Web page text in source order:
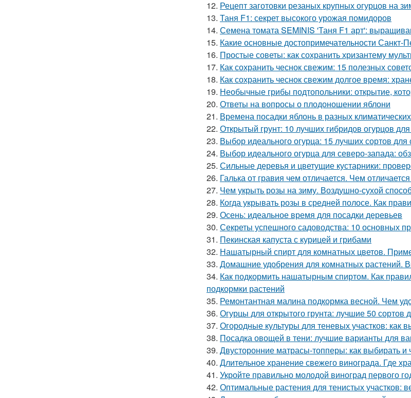
12. Рецепт заготовки резаных крупных огурцов на
13. Таня F1: секрет высокого урожая помидоров
14. Семена томата SEMINIS 'Таня F1 арт':
15. Какие основные достопримечательности Санкт-
16. Простые советы: как сохранить хризантему
17. Как сохранить чеснок свежим: 15 полезных
18. Как сохранить чеснок свежим долгое время:
19. Необычные грибы подтопольники: открытие,
20. Ответы на вопросы о плодоношении яблони
21. Времена посадки яблонь в разных
22. Открытый грунт: 10 лучших гибридов огурцов
23. Выбор идеального огурца: 15 лучших сортов
24. Выбор идеального огурца для северо-запада:
25. Сильные деревья и цветущие кустарники:
26. Галька от гравия чем отличается. Чем
27. Чем укрыть розы на зиму. Воздушно-сухой
28. Когда укрывать розы в средней полосе. Как
29. Осень: идеальное время для посадки деревьев
30. Секреты успешного садоводства: 10 основных
31. Пекинская капуста с курицей и грибами
32. Нашатырный спирт для комнатных цветов.
33. Домашние удобрения для комнатных растений.
34. Как подкормить нашатырным спиртом. Как
подкормки растений
35. Ремонтантная малина подкормка весной. Чем
36. Огурцы для открытого грунта: лучшие 50 сортов
37. Огородные культуры для теневых участков: как
38. Посадка овощей в тени: лучшие варианты для
39. Двусторонние матрасы-топперы: как выбирать и
40. Длительное хранение свежего винограда. Где
41. Укройте правильно молодой виноград первого
42. Оптимальные растения для тенистых участков: